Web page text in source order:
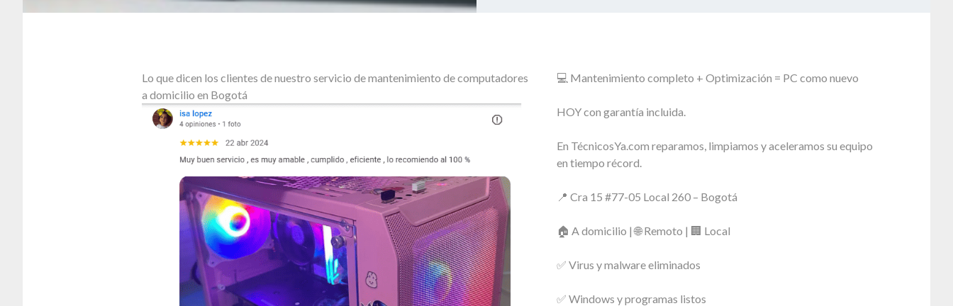
Lo que dicen los clientes de nuestro servicio de mantenimiento de computadores
a domicilio en Bogotá
💻 Mantenimiento completo + Optimización = PC como nuevo
HOY con garantía incluida.
En TécnicosYa.com reparamos, limpiamos y aceleramos su equipo
en tiempo récord.
📍 Cra 15 #77-05 Local 260 – Bogotá
🏠 A domicilio | 🌐 Remoto | 🏢 Local
✅ Virus y malware eliminados
✅ Windows y programas listos